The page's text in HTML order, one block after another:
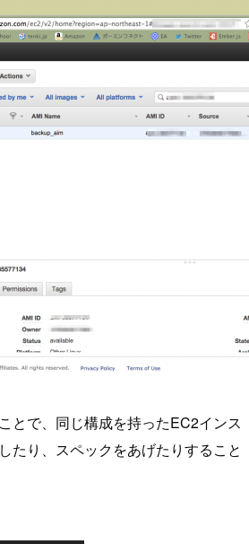
とで、同じ構成を持ったEC2インス
たり、スペックをあげたりすること